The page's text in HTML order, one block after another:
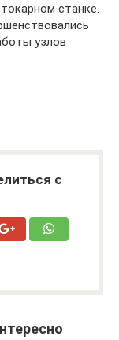
станке.
узлов
с